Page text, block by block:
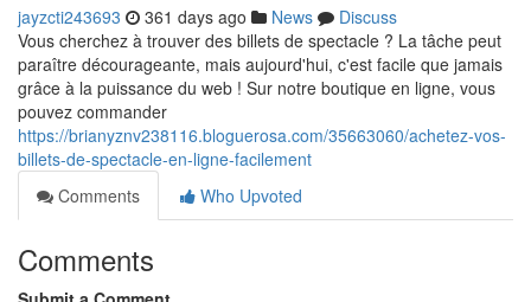
jayzcti243693 361 days ago News
Discuss
Vous cherchez à trouver des billets de spectacle ? La tâche peut
paraître décourageante, mais aujourd'hui, c'est facile que jamais
grâce à la puissance du web ! Sur notre boutique en ligne, vous
pouvez commander
https://brianyznv238116.bloguerosa.com/35663060/achetez-vos-
billets-de-spectacle-en-ligne-facilement
Comments
Who Upvoted
Comments